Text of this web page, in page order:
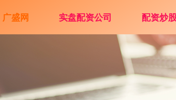
广盛网 实盘配资公司 配资炒